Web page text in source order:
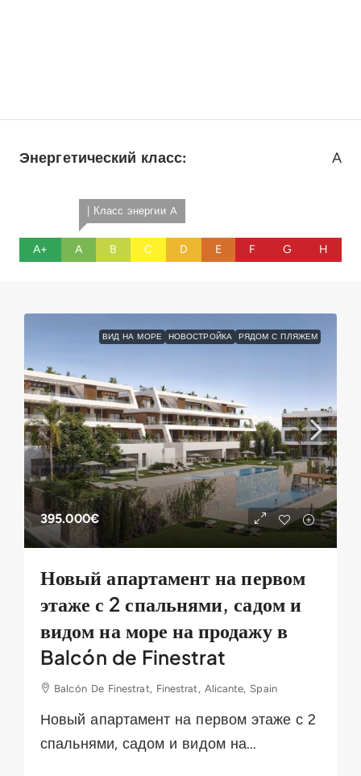
Энергетический класс: A
A+
| Класс энергии A
A B C D E F G H
ВИД НА МОРЕ НОВОСТРОЙКА РЯДОМ С ПЛЯЖЕМ
395.000€
Новый апартамент на первом
этаже с 2 спальнями, садом и
видом на море на продажу в
Balcón de Finestrat
Balcón De Finestrat, Finestrat, Alicante, Spain
Новый апартамент на первом этаже с 2
спальнями, садом и видом на...